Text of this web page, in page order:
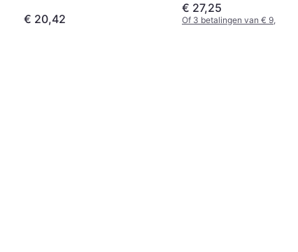
€ 20,42
€ 27,25
Of 3 betalingen van € 9,08/